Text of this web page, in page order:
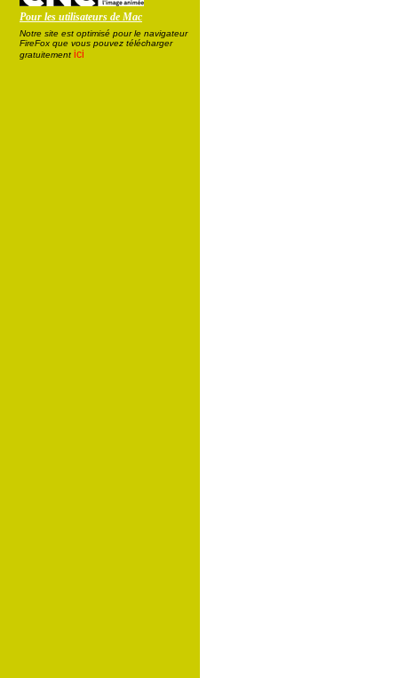
Pour les utilisateurs de Mac
Notre site est optimisé pour le navigateur
FireFox que vous pouvez télécharger
gratuitement ici